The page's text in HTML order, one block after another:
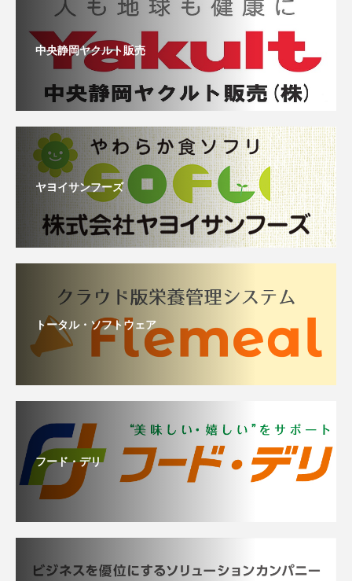
中央静岡ヤクルト販売
ヤヨイサンフーズ
トータル・ソフトウェア
フード・デリ